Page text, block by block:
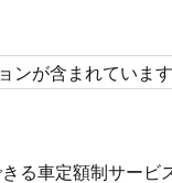
ンが含まれています
る車定額制サービ